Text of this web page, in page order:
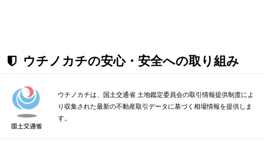
ウチノカチの安心・安全への取り組み
ウチノカチは、国土交通省 土地鑑定委員会の取引情報提供制度によ
り収集された最新の不動産取引データに基づく相場情報を提供しま
す。